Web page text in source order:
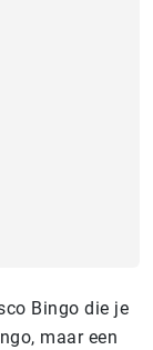
Bingo die je
maar een